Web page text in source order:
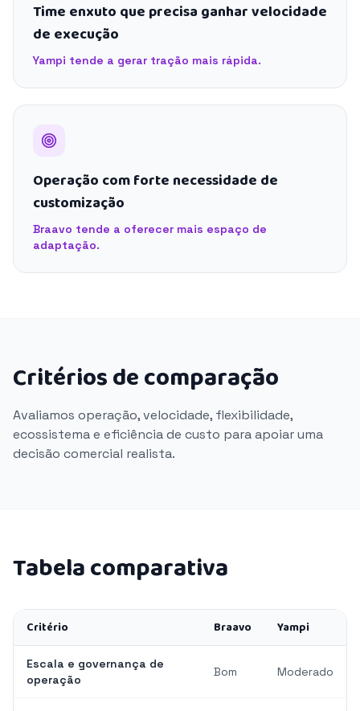
Time enxuto que precisa ganhar velocidade
de execução
Yampi tende a gerar tração mais rápida.
Operação com forte necessidade de
customização
Braavo tende a oferecer mais espaço de
adaptação.
Critérios de comparação
Avaliamos operação, velocidade, flexibilidade,
ecossistema e eficiência de custo para apoiar uma
decisão comercial realista.
Tabela comparativa
Critério Braavo Yampi
Escala e governança de
operação
Bom Moderado